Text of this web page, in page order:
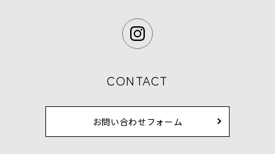
CONTACT
お問い合わせフォーム